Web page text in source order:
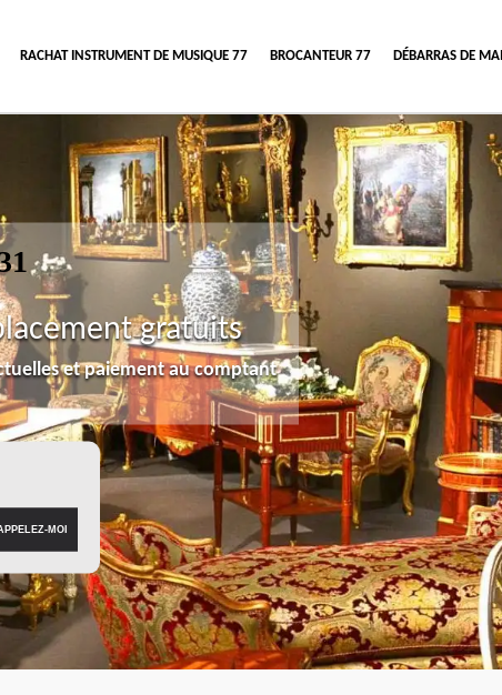
RACHAT INSTRUMENT DE MUSIQUE 77 BROCANTEUR 77 DÉBARRAS DE
gratuits
et paiement au comptant